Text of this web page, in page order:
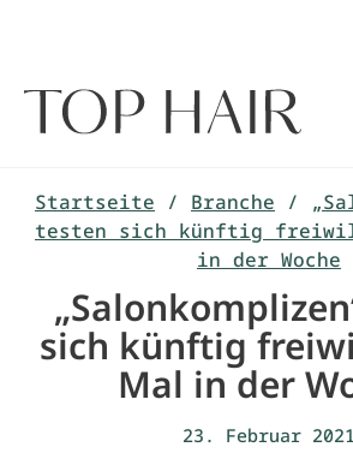
Startseite / Branche /
testen sich künftig
in der Woche
sich künftig
Mal in der
23. Februar 2021